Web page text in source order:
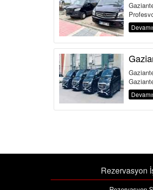
Rezervasyon